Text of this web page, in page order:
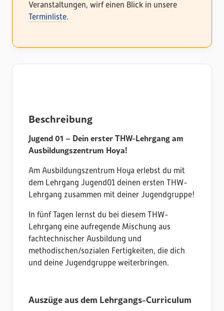
Veranstaltungen, wirf einen Blick in unsere
Terminliste.
Beschreibung
Jugend 01 – Dein erster THW-Lehrgang am
Ausbildungszentrum Hoya!
Am Ausbildungszentrum Hoya erlebst du mit
dem Lehrgang Jugend01 deinen ersten THW-
Lehrgang zusammen mit deiner Jugendgruppe!
In fünf Tagen lernst du bei diesem THW-
Lehrgang eine aufregende Mischung aus
fachtechnischer Ausbildung und
methodischen/sozialen Fertigkeiten, die dich
und deine Jugendgruppe weiterbringen.
Auszüge aus dem Lehrgangs-Curriculum